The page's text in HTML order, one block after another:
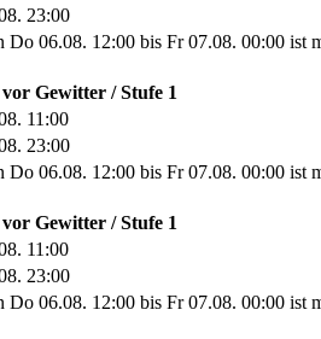
23:00
Do 06.08. 12:00 bis Fr 07.08. 00:00 ist
Gewitter / Stufe 1
11:00
23:00
Do 06.08. 12:00 bis Fr 07.08. 00:00 ist
Gewitter / Stufe 1
11:00
23:00
Do 06.08. 12:00 bis Fr 07.08. 00:00 ist